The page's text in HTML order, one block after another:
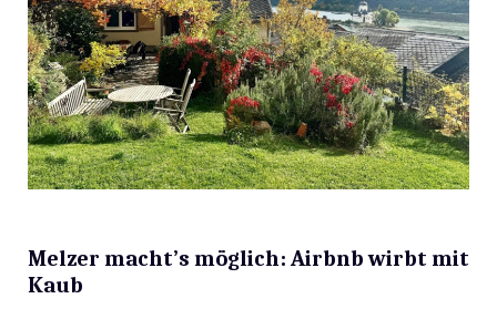
Melzer macht’s möglich: Airbnb wirbt mit
Kaub